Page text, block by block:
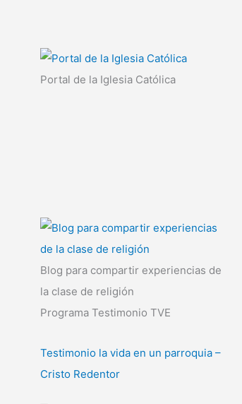
Portal de la Iglesia Católica
Blog para compartir experiencias de
la clase de religión
Programa Testimonio TVE
Testimonio la vida en un parroquia –
Cristo Redentor